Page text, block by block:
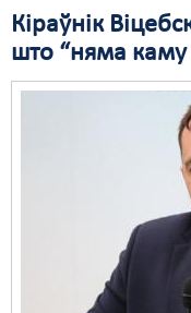
Кіраўнік
што “няма
Выбары
Грамадзянскія
Карная псыхіятрыя
Пра нас
RSS